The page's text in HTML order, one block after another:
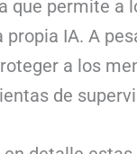
que permite
IA. A
a los
de